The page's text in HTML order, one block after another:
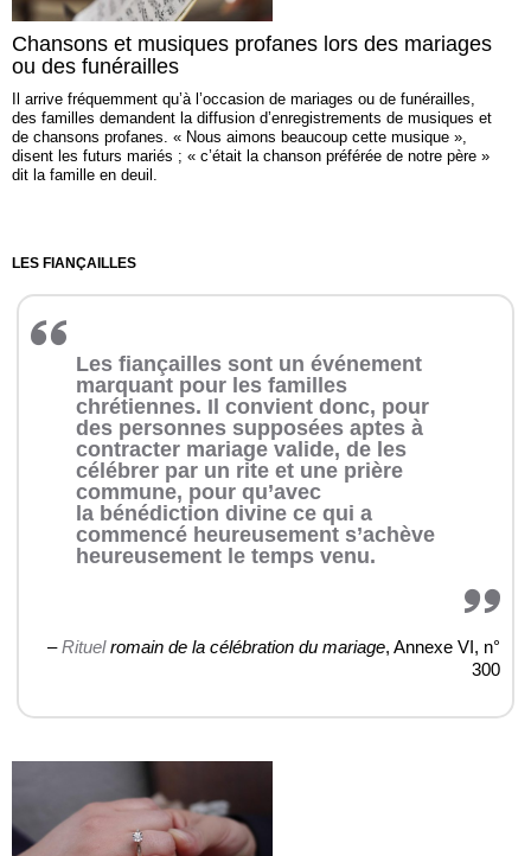
Chansons et musiques profanes lors des mariages
ou des funérailles
Il arrive fréquemment qu’à l’occasion de mariages ou de funérailles,
des familles demandent la diffusion d’enregistrements de musiques et
de chansons profanes. « Nous aimons beaucoup cette musique »,
disent les futurs mariés ; « c’était la chanson préférée de notre père »
dit la famille en deuil.
LES FIANÇAILLES
Les fiançailles sont un événement
marquant pour les familles
chrétiennes. Il convient donc, pour
des personnes supposées aptes à
contracter mariage valide, de les
célébrer par un rite et une prière
commune, pour qu’avec
la bénédiction divine ce qui a
commencé heureusement s’achève
heureusement le temps venu.
–Rituelromain de la célébration du mariage, Annexe VI, n°
300